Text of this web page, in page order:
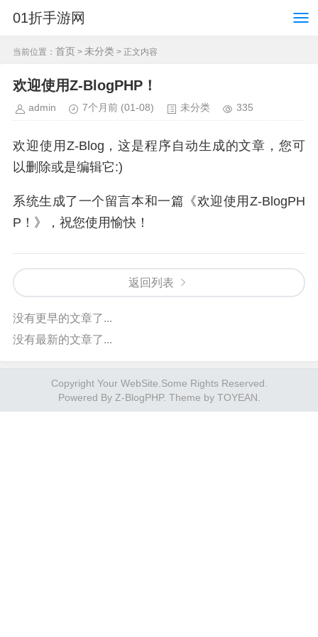
01折手游网
当前位置： 首页 > 未分类 > 正文内容
欢迎使用Z-BlogPHP！
admin 7个月前 (01-08) 未分类 335
欢迎使用Z-Blog，这是程序自动生成的文章，您可
以删除或是编辑它:)
系统生成了一个留言本和一篇《欢迎使用Z-BlogPH
P！》，祝您使用愉快！
返回列表
没有更早的文章了...
没有最新的文章了...
Copyright Your WebSite.Some Rights Reserved.
Powered By Z-BlogPHP. Theme by TOYEAN